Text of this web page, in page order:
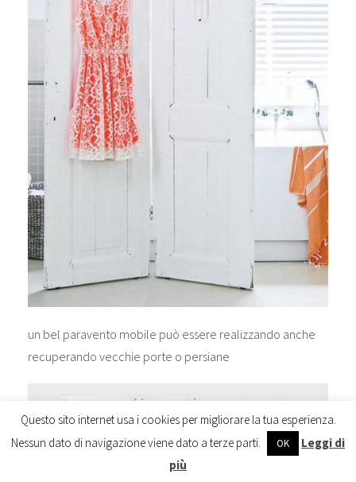
un bel paravento mobile può essere realizzando anche
recuperando vecchie porte o persiane
Questo sito internet usa i cookies per migliorare la tua esperienza.
Nessun dato di navigazione viene dato a terze parti.
OK
Leggi di
più